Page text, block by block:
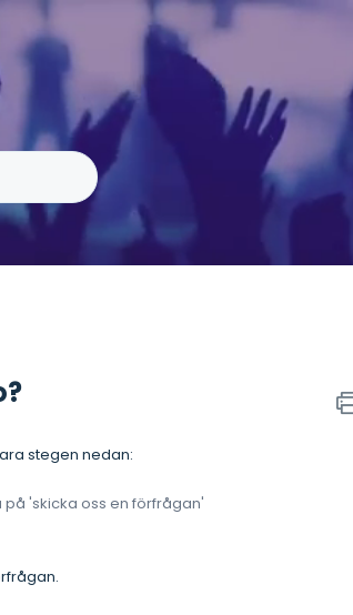
stegen nedan:
'skicka oss en förfrågan'